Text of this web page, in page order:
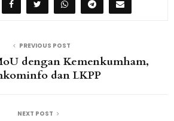
PREVIOUS POST
dengan Kemenkumham,
dan LKPP
NEXT POST